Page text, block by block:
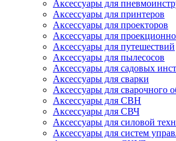
Аксессуары для
Аксессуары для принтеров
Аксессуары для проекторов
Аксессуары для
Аксессуары для путешествий
Аксессуары для пылесосов
Аксессуары для садовых
Аксессуары для сварки
Аксессуары для сварочного
Аксессуары для СВН
Аксессуары для СВЧ
Аксессуары для силовой
Аксессуары для систем